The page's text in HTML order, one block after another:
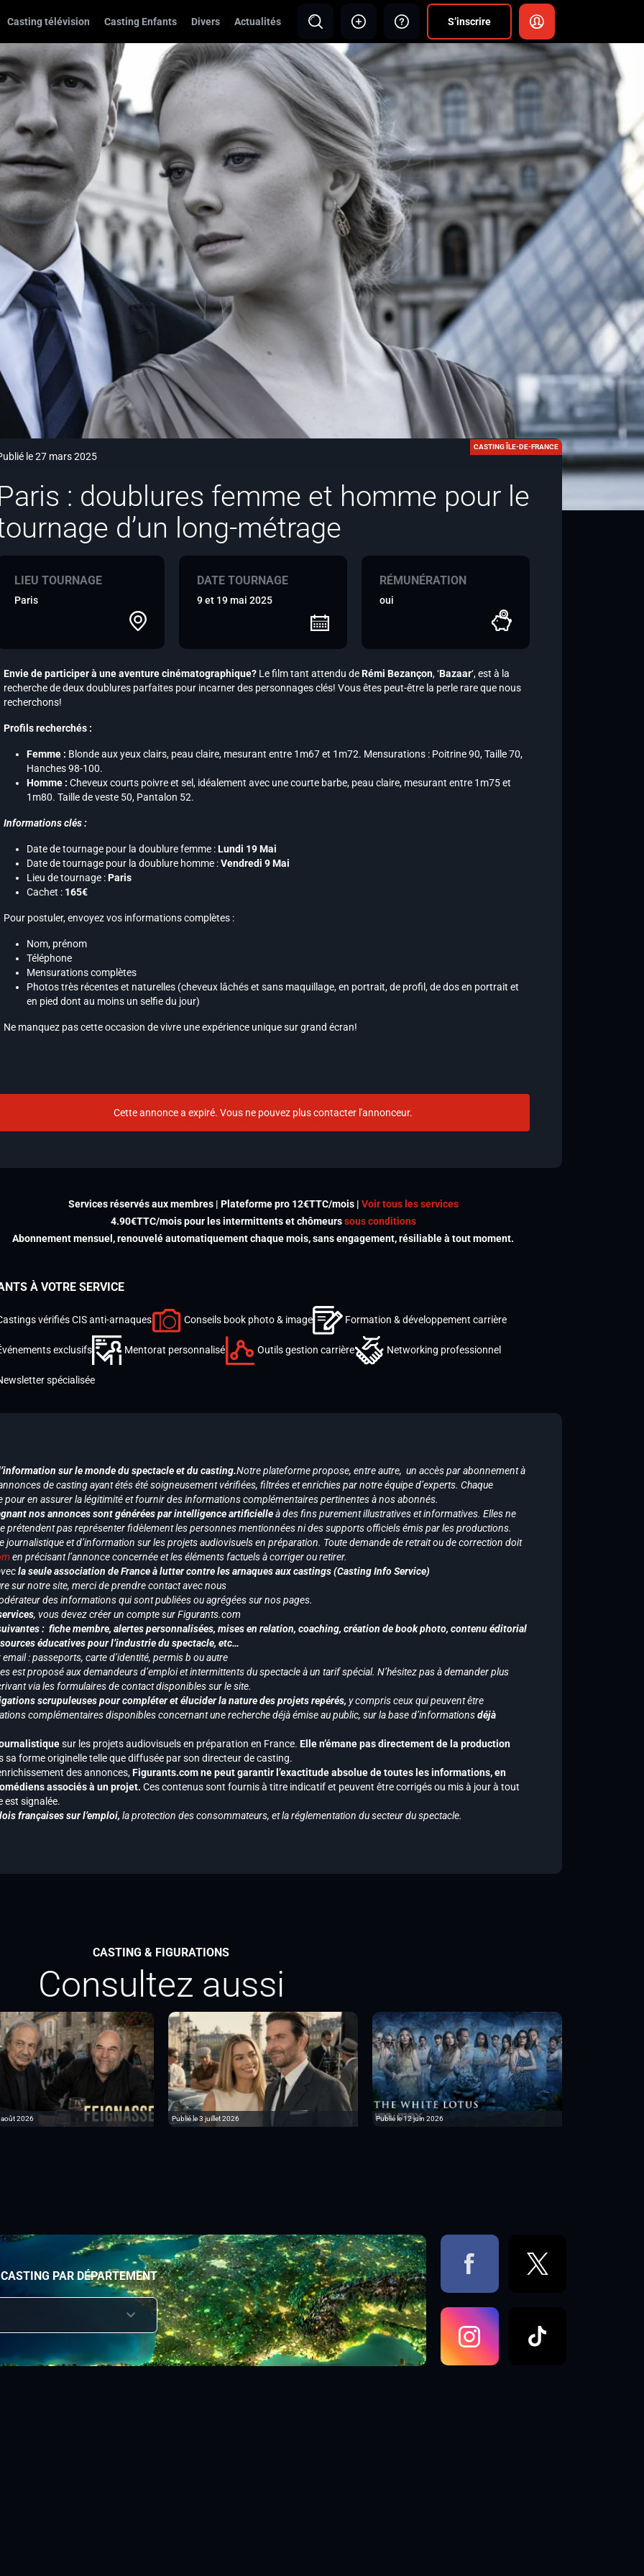
Casting télévision Casting Enfants Divers Actualités S’inscrire
le 27 mars 2025
CASTING ÎLE-DE-FRANCE
: doublures femme et homme pour le
d’un long-métrage
LIEU TOURNAGE
Paris
DATE TOURNAGE
9 et 19 mai 2025
RÉMUNÉRATION
oui
Envie de participer à une aventure cinématographique? Le film tant attendu deRémi Bezançon, ‘Bazaar‘, est à la
recherche de deux doublures parfaites pour incarner des personnages clés! Vous êtes peut-être la perle rare que nous
recherchons!
Profils recherchés :
Femme : Blonde aux yeux clairs, peau claire, mesurant entre 1m67 et 1m72. Mensurations : Poitrine 90, Taille 70,
Hanches 98-100.
Homme : Cheveux courts poivre et sel, idéalement avec une courte barbe, peau claire, mesurant entre 1m75 et
1m80. Taille de veste 50, Pantalon 52.
Informations clés :
Date de tournage pour la doublure femme :Lundi 19 Mai
Date de tournage pour la doublure homme :Vendredi 9 Mai
Lieu de tournage :Paris
Cachet : 165€
Pour postuler, envoyez vos informations complètes :
Nom, prénom
Téléphone
Mensurations complètes
Photos très récentes et naturelles (cheveux lâchés et sans maquillage, en portrait, de profil, de dos en portrait et
en pied dont au moins un selfie du jour)
Ne manquez pas cette occasion de vivre une expérience unique sur grand écran!
Cette annonce a expiré. Vous ne pouvez plus contacter l'annonceur.
Services réservés aux membres | Plateforme pro 12€TTC/mois | Voir tous les services
4.90€TTC/mois pour les intermittents et chômeurssous conditions
Abonnement mensuel, renouvelé automatiquement chaque mois, sans engagement, résiliable à tout moment.
À VOTRE SERVICE
vérifiés CIS anti-arnaques Conseils book photo & image Formation & développement carrière
exclusifs Mentorat personnalisé Outils gestion carrière Networking professionnel
spécialisée
sur le monde du spectacle et du casting.Notre plateforme propose, entre autre, un accès par abonnement à
de casting ayant étés été soigneusement vérifiées, filtrées et enrichies par notre équipe d’experts. Chaque
pour en assurer la légitimité et fournir des informations complémentaires pertinentes à nos abonnés.
nos annonces sont générées par intelligence artificielleà des fins purement illustratives et informatives. Elles ne
prétendent pas représenter fidèlement les personnes mentionnées ni des supports officiels émis par les productions.
journalistique et d’information sur les projets audiovisuels en préparation. Toute demande de retrait ou de correction doit
en précisant l’annonce concernée et les éléments factuels à corriger ou retirer.
la seule association de France à lutter contre les arnaques aux castings (Casting Info Service)
sur notre site, merci de prendre contact avec nous
des informations qui sont publiées ou agrégées sur nos pages.
, vous devez créer un compte sur Figurants.com
: fiche membre, alertes personnalisées, mises en relation, coaching, création de book photo, contenu éditorial
éducatives pour l’industrie du spectacle, etc…
: passeports, carte d’identité, permis b ou autre
est proposé aux demandeurs d’emploi et intermittents du spectacle à un tarif spécial. N’hésitez pas à demander plus
via les formulaires de contact disponibles sur le site.
scrupuleuses pour compléter et élucider la nature des projets repérés, y compris ceux qui peuvent être
complémentaires disponibles concernant une recherche déjà émise au public, sur la base d’informationsdéjà
sur les projets audiovisuels en préparation en France. Elle n’émane pas directement de la production
sa forme originelle telle que diffusée par son directeur de casting.
des annonces,Figurants.com ne peut garantir l’exactitude absolue de toutes les informations, en
associés à un projet. Ces contenus sont fournis à titre indicatif et peuvent être corrigés ou mis à jour à tout
est signalée.
françaises sur l’emploi, la protection des consommateurs, et la réglementation du secteur du spectacle.
CASTING & FIGURATIONS
Consultez aussi
août 2026 Publié le 3 juillet 2026 Publié le 12 juin 2026
CASTING PAR DÉPARTEMENT